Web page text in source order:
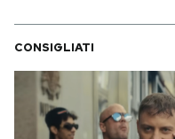
CONSIGLIATI